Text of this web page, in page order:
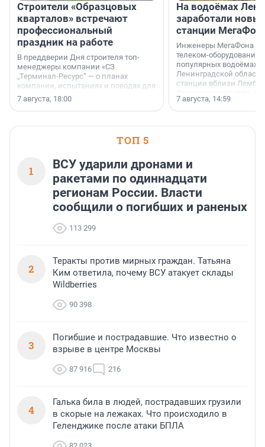
Строители «Образцовых
кварталов» встречают
профессиональный
праздник на работе
В преддверии Дня строителя топ-
менеджеры компании «СЗ
„Терминал-Ресурс“ — о планах
компании, испытаниях и поводах для
осторожного оптимизма.
7 августа, 18:00
На водоёмах
заработали
станции
Инженеры МегаФона
телеком-оборудование
популярных водоёмах
Ленинградской
станции вблизи
недалеко от Большого
водопада.
7 августа, 14:59
ТОП 5
1
ВСУ ударили дронами и
ракетами по одиннадцати
регионам России. Власти
сообщили о погибших и раненых
113 299
2
Теракты против мирных граждан. Татьяна
Ким ответила, почему ВСУ атакует склады
Wildberries
90 398
3
Погибшие и пострадавшие. Что известно о
взрыве в центре Москвы
87 916 216
4
Галька била в людей, пострадавших грузили
в скорые на лежаках. Что происходило в
Геленджике после атаки БПЛА